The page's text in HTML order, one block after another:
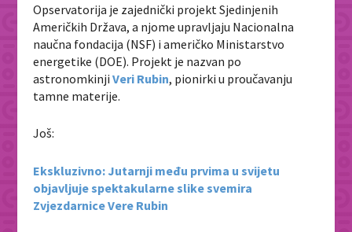
Opservatorija je zajednički projekt Sjedinjenih
Američkih Država, a njome upravljaju Nacionalna
naučna fondacija (NSF) i američko Ministarstvo
energetike (DOE). Projekt je nazvan po
astronomkinjiVeri Rubin, pionirki u proučavanju
tamne materije.
Još:
Ekskluzivno: Jutarnji među prvima u svijetu
objavljuje spektakularne slike svemira
Zvjezdarnice Vere Rubin